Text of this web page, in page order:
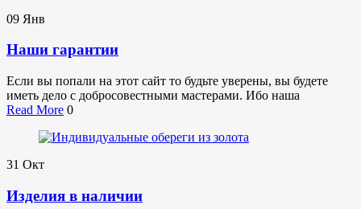
09 Янв
Наши гарантии
Если вы попали на этот сайт то будьте уверены, вы будете
иметь дело с добросовестными мастерами. Ибо наша
Read More 0
31 Окт
Изделия в наличии